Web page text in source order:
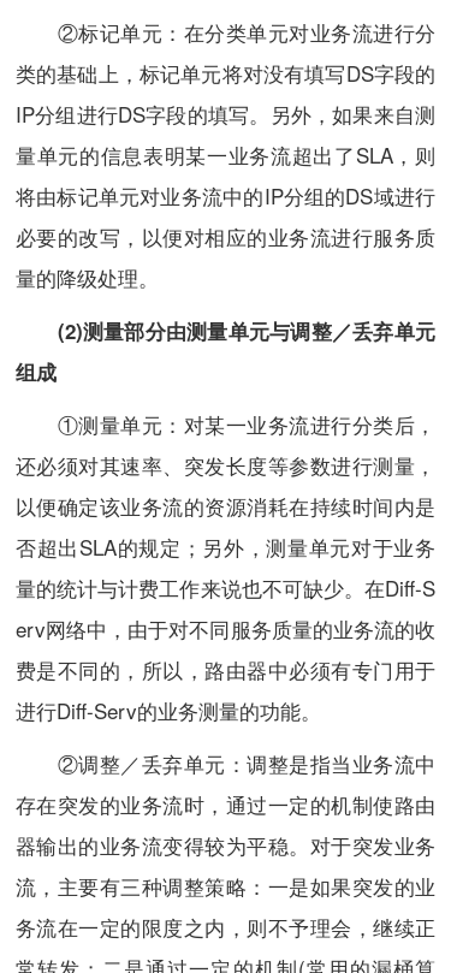
②标记单元：在分类单元对业务流进行分
类的基础上，标记单元将对没有填写DS字段的
IP分组进行DS字段的填写。另外，如果来自测
量单元的信息表明某一业务流超出了SLA，则
将由标记单元对业务流中的IP分组的DS域进行
必要的改写，以便对相应的业务流进行服务质
量的降级处理。
(2)测量部分由测量单元与调整／丢弃单元
组成
①测量单元：对某一业务流进行分类后，
还必须对其速率、突发长度等参数进行测量，
以便确定该业务流的资源消耗在持续时间内是
否超出SLA的规定；另外，测量单元对于业务
量的统计与计费工作来说也不可缺少。在Diff-S
erv网络中，由于对不同服务质量的业务流的收
费是不同的，所以，路由器中必须有专门用于
进行Diff-Serv的业务测量的功能。
②调整／丢弃单元：调整是指当业务流中
存在突发的业务流时，通过一定的机制使路由
器输出的业务流变得较为平稳。对于突发业务
流，主要有三种调整策略：一是如果突发的业
务流在一定的限度之内，则不予理会，继续正